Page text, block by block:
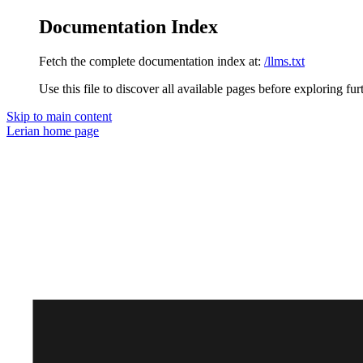
Documentation Index
Fetch the complete documentation index at: /llms.txt
Use this file to discover all available pages before exploring
Skip to main content
Lerian home page